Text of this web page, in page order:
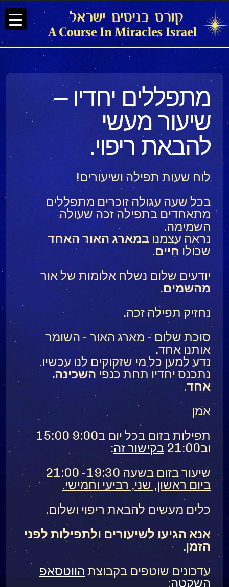
מתפללים יחדיו –
שיעור מעשי
להבאת ריפוי.
לוח שעות תפילה ושיעורים!
בכל שעה עגולה זוכרים מתפללים
מתאחדים בתפילה זכה שעולה
השמימה.
נראה עצמנו במארג האור האחד
שכולו חיים.
יודעים שלום נשלח אלומות של אור
מהשמים.
נחזיק תפילה זכה.
סוכת שלום - מארג האור - השומר
אותנו אחד.
נדע למען כל מי שזקוקים לנו עכשיו.
נתכנס יחדיו תחת כנפי השכינה.
אחד.
אמן
תפילות בזום בכל יום ב9:00 15:00
וב21:00
בקישור זה:
שיעור בזום בשעה 19:30- 21:00
ביום ראשון, שני, רביעי וחמישי.
כלים מעשים להבאת ריפוי ושלום.
אנא הגיעו לשיעורים ולתפילות לפני
הזמן.
עדכונים שוטפים בקבוצת הווטסאפ
השקטה: